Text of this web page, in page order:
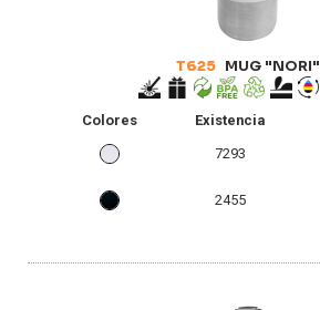
T625 MUG "NORI"
Colores Existencia
7293
2455